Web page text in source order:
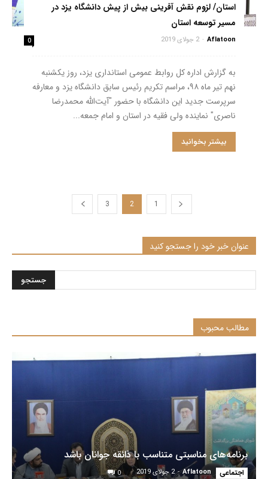
استان/ لزوم نقش آفرینی بیش از پیش دانشگاه یزد در
مسیر توسعه استان‌
Aflatoon
- 2 جولای 2019 0
به گزارش اداره کل روابط عمومی استانداری یزد، روز یکشنبه
نهم تیر ماه ۹۸، مراسم تکریم رئیس سابق دانشگاه یزد و معارفه
سرپرست جدید این دانشگاه با حضور "آیت‌الله محمدرضا
ناصری" نماینده ولی فقیه در استان و امام جمعه...
بیشتر بخوانید
1
2
3
عنوان خبر خود را جستجو کنید
مطالب محبوب
برنامه‌های مناسبتی متناسب با ذائقه جوانان باشد
اجتماعی Aflatoon
- 2 جولای 2019 0